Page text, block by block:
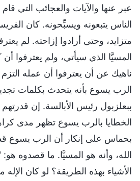
عبر عنها والآيات والعجائب التي
الناس يتبعونه ويسبِّحونه. كان
متزايد، وحتى أرادوا إزاحته. لم
المسيَّا الذي سيأتي، ولم يعترفوا
ناهيك عن أن يعترفوا أن عمله
الرب يسوع بأنه يتحدث بكلمات
ببعلزبول رئيس الأبالسة. إن
الخطايا بالرب يسوع تظهر مدى
بحماس على إنكار أن الرب يسوع قد
الله، وأنه هو المسيَّا. ما قصدوه
الأشياء بهذه الطريقة؟ لو كان